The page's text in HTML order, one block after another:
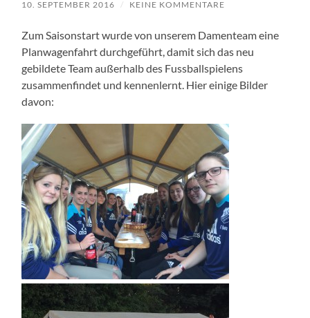
10. SEPTEMBER 2016 / KEINE KOMMENTARE
Zum Saisonstart wurde von unserem Damenteam eine
Planwagenfahrt durchgeführt, damit sich das neu
gebildete Team außerhalb des Fussballspielens
zusammenfindet und kennenlernt. Hier einige Bilder
davon: